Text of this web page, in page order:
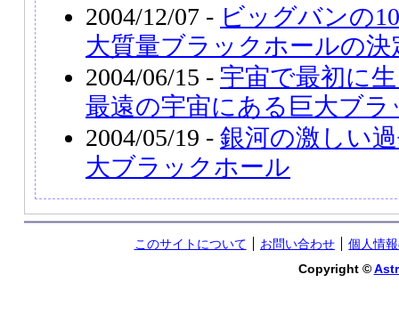
2004/12/07 - ビッグバンの
大質量ブラックホールの決
2004/06/15 - 宇宙で最初に
最遠の宇宙にある巨大ブラ
2004/05/19 - 銀河の激しい
大ブラックホール
このサイトについて お問い合わせ
個人情
Copyright ©